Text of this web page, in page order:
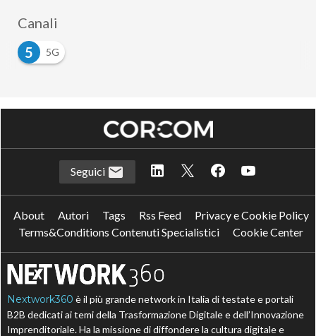
Canali
5
5G
Seguici
About Autori Tags Rss Feed
Privacy e Cookie Policy
Terms&Conditions Contenuti Specialistici
Cookie Center
Nextwork360 è il più grande network in Italia di testate e portali
B2B dedicati ai temi della Trasformazione Digitale e dell’Innovazione
Imprenditoriale. Ha la missione di diffondere la cultura digitale e